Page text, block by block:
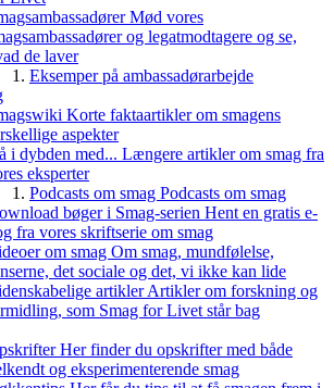
Mød vores
og legatmodtagere og se,
de laver
Eksemper på ambassadørarbejde
Korte faktaartikler om smagens
aspekter
i dybden med... Længere artikler om smag fra
eksperter
Podcasts om smag Podcasts om smag
bøger i Smag-serien Hent en gratis e-
fra vores skriftserie om smag
om smag Om smag, mundfølelse,
det sociale og det, vi ikke kan lide
artiklerArtikler om forskning og
som Smag for Livet står bag
Her finder du opskrifter med både
og eksperimenterende smag